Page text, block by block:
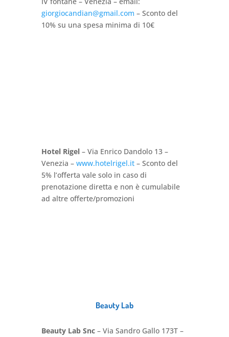
giorgiocandian@gmail.com – Sconto del
10% su una spesa minima di 10€
Hotel Rigel– Via Enrico Dandolo 13 –
Venezia – www.hotelrigel.it– Sconto del
5% l’offerta vale solo in caso di
prenotazione diretta e non è cumulabile
ad altre offerte/promozioni
Beauty Lab
Beauty Lab Snc– Via Sandro Gallo 173T –